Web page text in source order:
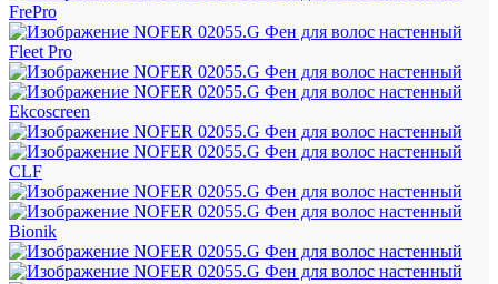
FrePro
Fleet Pro
Ekcoscreen
CLF
Bionik